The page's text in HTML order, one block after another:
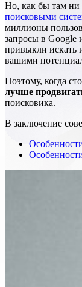
Но, как бы там ни
поисковыми
миллионы
запросы в Google
привыкли искать
вашими
Поэтому, когда
лучше
поисковика.
В заключение